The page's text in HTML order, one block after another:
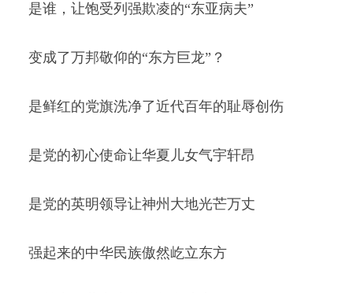
是谁，让饱受列强欺凌的“东亚病夫”
变成了万邦敬仰的“东方巨龙”？
是鲜红的党旗洗净了近代百年的耻辱创伤
是党的初心使命让华夏儿女气宇轩昂
是党的英明领导让神州大地光芒万丈
强起来的中华民族傲然屹立东方